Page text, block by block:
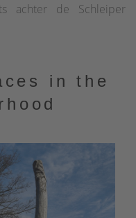
achter de Schleiper
in the